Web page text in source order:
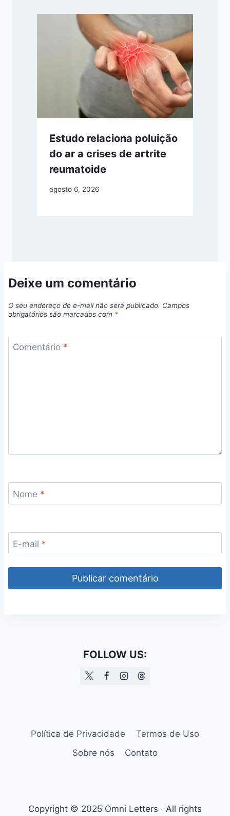
Estudo relaciona poluição
do ar a crises de artrite
reumatoide
agosto 6, 2026
Deixe um comentário
O seu endereço de e-mail não será publicado. Campos
obrigatórios são marcados com *
Comentário *
Nome *
E-mail *
FOLLOW US:
Política de Privacidade
Termos de Uso
Sobre nós
Contato
Copyright © 2025 Omni Letters ‧ All rights